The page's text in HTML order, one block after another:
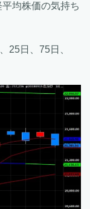
均株価の気持ち
25日、75日、